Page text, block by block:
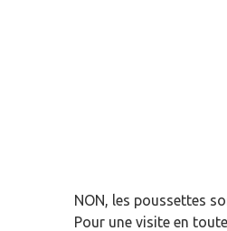
NON, les poussettes
Pour une visite en